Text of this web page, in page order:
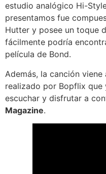
estudio analógico Hi-
presentamos fue
Hutter y posee un toque
fácilmente podría
película de Bond.
Además, la canción
realizado por Bopflix que
escuchar y disfrutar a
Magazine.